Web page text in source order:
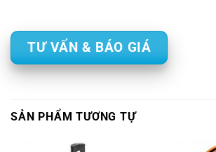
TƯ VẤN & BÁO GIÁ
SẢN PHẨM TƯƠNG TỰ